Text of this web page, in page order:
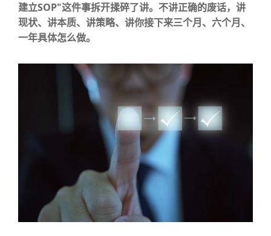
建立SOP"这件事拆开揉碎了讲。不讲正确的废话，讲
现状、讲本质、讲策略、讲你接下来三个月、六个月、
一年具体怎么做。